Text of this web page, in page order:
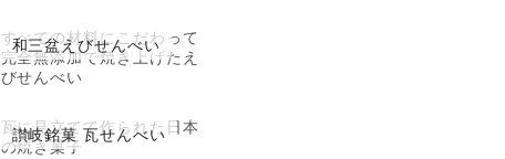
和三盆えびせんべい
すべての材料にこだわって
完全無添加で焼き上げたえ
びせんべい
讃岐銘菓 瓦せんべい
瓦に見立てて作られた日本
の焼き菓子